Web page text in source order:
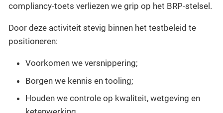
compliancy-toets verliezen we grip op het BRP-stelsel.
Door deze activiteit stevig binnen het testbeleid te
positioneren:
Voorkomen we versnippering;
Borgen we kennis en tooling;
Houden we controle op kwaliteit, wetgeving en